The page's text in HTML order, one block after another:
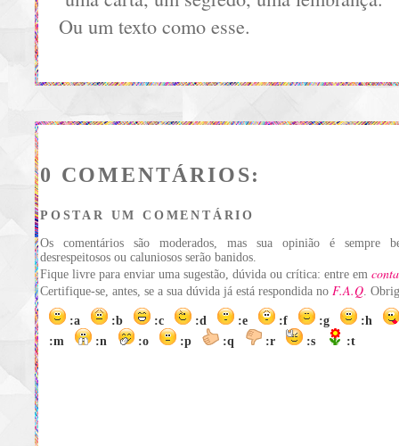
Ou um texto como esse.
0 COMENTÁRIOS:
POSTAR UM COMENTÁRIO
Os comentários são moderados, mas sua opinião é sempre
desrespeitosos ou caluniosos serão banidos.
Fique livre para enviar uma sugestão, dúvida ou crítica: entre em
Certifique-se, antes, se a sua dúvida já está respondida no F.A.Q.
:a :b :c :d :e :f :g
:h
:m
:n :o :p :q :r :s :t